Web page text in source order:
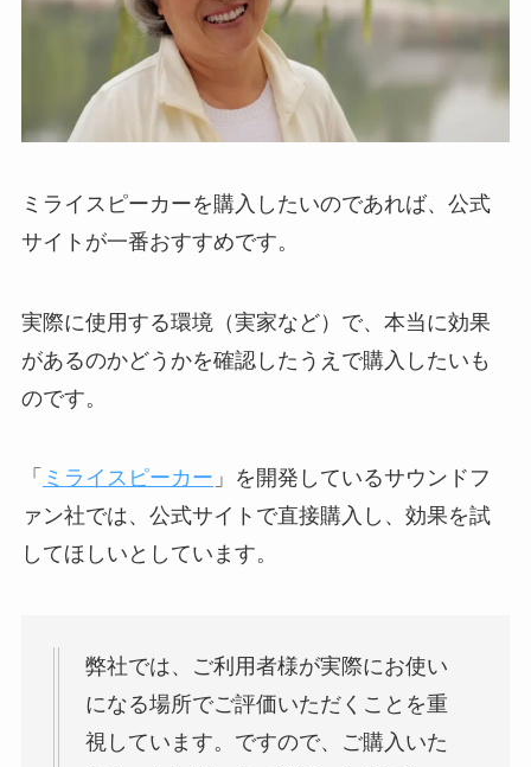
ミライスピーカーを購入したいのであれば、公式
サイトが一番おすすめです。
実際に使用する環境（実家など）で、本当に効果
があるのかどうかを確認したうえで購入したいも
のです。
「 ミライスピーカー 」を開発しているサウンドフ
ァン社では、公式サイトで直接購入し、効果を試
してほしいとしています。
弊社では、ご利用者様が実際にお使い
になる場所でご評価いただくことを重
視しています。ですので、ご購入いた